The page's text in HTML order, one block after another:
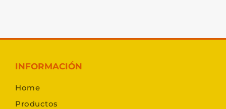
INFORMACIÓN
Home
Productos